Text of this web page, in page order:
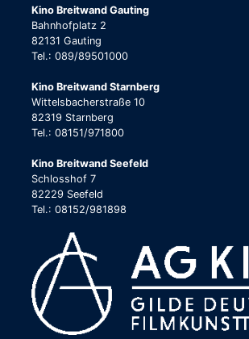
Kino Breitwand Gauting
Bahnhofplatz 2
82131 Gauting
Tel.: 089/89501000
Kino Breitwand Starnberg
Wittelsbacherstraße 10
82319 Starnberg
Tel.: 08151/971800
Kino Breitwand Seefeld
Schlosshof 7
82229 Seefeld
Tel.: 08152/981898